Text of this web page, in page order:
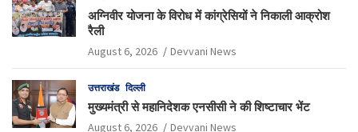
अग्निवीर योजना के विरोध में कांग्रेसियों ने निकाली आक्रोश
रैली
August 6, 2026 Devvani News
उत्तराखंड दिल्ली
मुख्यमंत्री से महानिदेशक एनसीसी ने की शिष्टाचार भेंट
August 6, 2026 Devvani News